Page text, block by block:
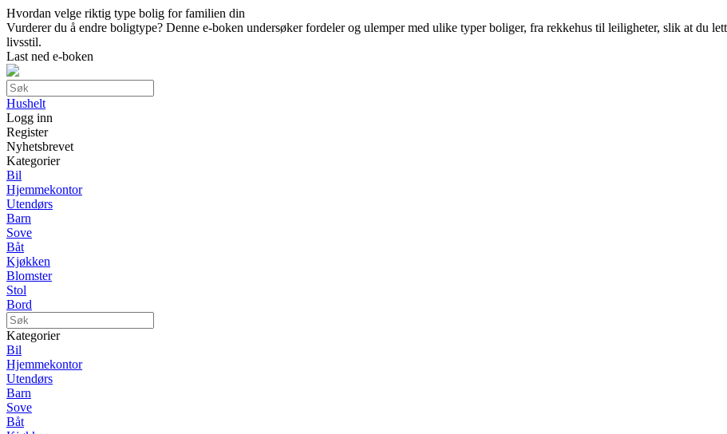
Hvordan velge riktig type bolig for familien din
Vurderer du å endre boligtype? Denne e-boken undersøker fordeler og ulemper med ulike typer boliger, fra rekkehus til leiligheter, slik at du
livsstil.
Last ned e-boken
Hushelt
Logg inn
Register
Nyhetsbrevet
Kategorier
Bil
Hjemmekontor
Utendørs
Barn
Sove
Båt
Kjøkken
Blomster
Stol
Bord
Kategorier
Bil
Hjemmekontor
Utendørs
Barn
Sove
Båt